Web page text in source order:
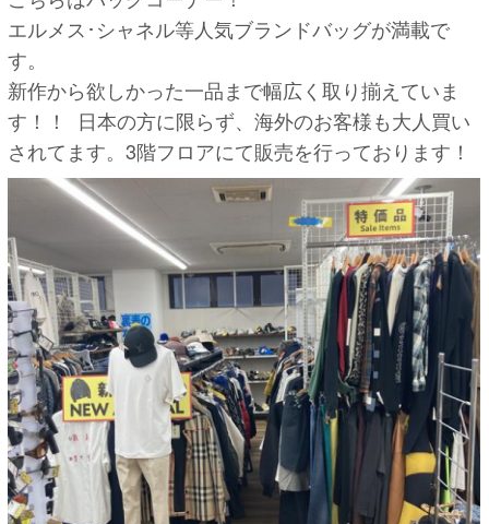
エルメス･シャネル等人気ブランドバッグが満載で
す。
新作から欲しかった一品まで幅広く取り揃えていま
す！！ 日本の方に限らず、海外のお客様も大人買い
されてます。3階フロアにて販売を行っております！